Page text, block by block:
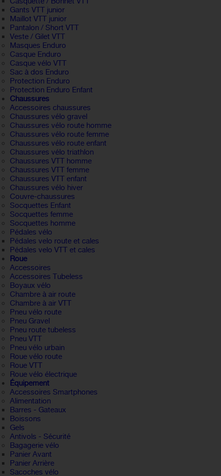
Gants VTT junior
Maillot VTT junior
Pantalon / Short VTT
Veste / Gilet VTT
Masques Enduro
Casque Enduro
Casque vélo VTT
Sac à dos Enduro
Protection Enduro
Protection Enduro Enfant
Chaussures
Accessoires chaussures
Chaussures vélo gravel
Chaussures vélo route homme
Chaussures vélo route femme
Chaussures vélo route enfant
Chaussures vélo triathlon
Chaussures VTT homme
Chaussures VTT femme
Chaussures VTT enfant
Chaussures vélo hiver
Couvre-chaussures
Socquettes Enfant
Socquettes femme
Socquettes homme
Pédales vélo
Pédales velo route et cales
Pédales velo VTT et cales
Roue
Accessoires
Accessoires Tubeless
Boyaux vélo
Chambre à air route
Chambre à air VTT
Pneu vélo route
Pneu Gravel
Pneu route tubeless
Pneu VTT
Pneu vélo urbain
Roue vélo route
Roue VTT
Roue vélo électrique
Équipement
Accessoires Smartphones
Alimentation
Barres - Gateaux
Boissons
Gels
Antivols - Sécurité
Bagagerie vélo
Panier Avant
Panier Arrière
Sacoches vélo